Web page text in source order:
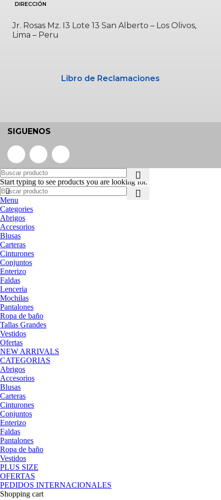
DIRECCIÓN
Jr. Rosas Mz. I3 Lote 13 San Alberto – Los Olivos,
Lima – Peru
Libro de Reclamaciones
SIGUENOS
Start typing to see products you are looking for.
Menu
Categories
Abrigos
Accesorios
Blusas
Carteras
Cinturones
Conjuntos
Enterizo
Faldas
Lenceria
Mochilas
Pantalones
Ropa de baño
Tallas Grandes
Vestidos
Ofertas
NEW ARRIVALS
CATEGORIAS
Abrigos
Accesorios
Blusas
Carteras
Cinturones
Conjuntos
Enterizo
Faldas
Pantalones
Ropa de baño
Vestidos
PLUS SIZE
OFERTAS
PEDIDOS INTERNACIONALES
Shopping cart